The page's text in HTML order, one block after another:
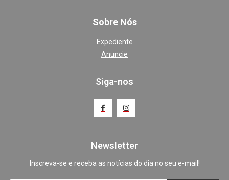
Sobre Nós
Expediente
Anuncie
Siga-nos
Newsletter
Inscreva-se e receba as notícias do dia no seu e-mail!